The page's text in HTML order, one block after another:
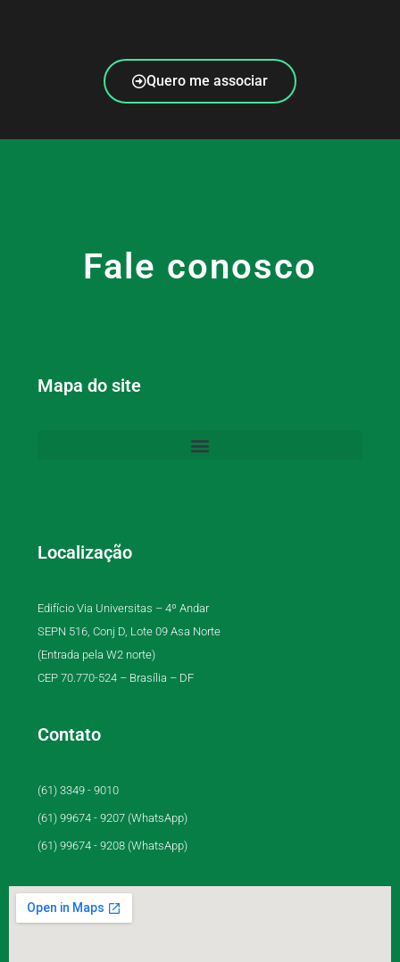
Quero me associar
Fale conosco
Mapa do site
Localização
Edifício Via Universitas – 4º Andar
SEPN 516, Conj D, Lote 09 Asa Norte
(Entrada pela W2 norte)
CEP 70.770-524 – Brasília – DF
Contato
(61) 3349 - 9010
(61) 99674 - 9207 (WhatsApp)
(61) 99674 - 9208 (WhatsApp)